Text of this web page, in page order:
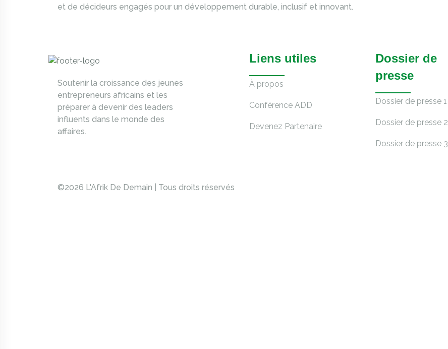
et de décideurs engagés pour un développement durable, inclusif et innovant.
Soutenir la croissance des jeunes
entrepreneurs africains et les
préparer à devenir des leaders
influents dans le monde des
affaires.
Liens utiles
À propos
Conférence ADD
Devenez Partenaire
Dossier de
presse
Dossier de presse 1
Dossier de presse 2
Dossier de presse 3
©2026 L'Afrik De Demain | Tous droits réservés